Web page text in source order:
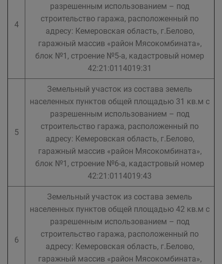
4
разрешенным использованием – под
строительство гаража, расположенный по
адресу: Кемеровская область, г.Белово,
гаражный массив «район Мясокомбината»,
блок №1, строение №5-а, кадастровый номер
42:21:0114019:31
5
Земельный участок из состава земель
населенных пунктов общей площадью 31 кв.м с
разрешенным использованием – под
строительство гаража, расположенный по
адресу: Кемеровская область, г.Белово,
гаражный массив «район Мясокомбината»,
блок №1, строение №6-а, кадастровый номер
42:21:0114019:43
6
Земельный участок из состава земель
населенных пунктов общей площадью 42 кв.м с
разрешенным использованием – под
строительство гаража, расположенный по
адресу: Кемеровская область, г.Белово,
гаражный массив «район Мясокомбината»,